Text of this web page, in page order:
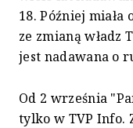
18. Później
ze zmianą władz
jest nadawana o
Od 2 września
tylko w TVP Info.